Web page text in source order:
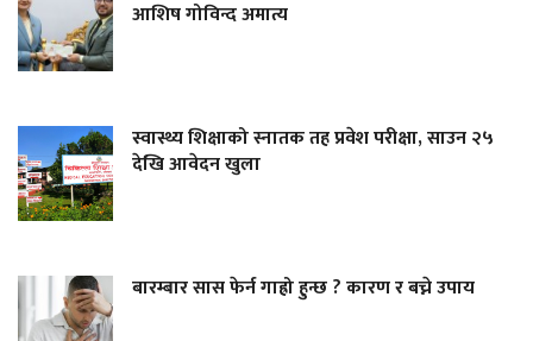
आशिष गोविन्द अमात्य
स्वास्थ्य शिक्षाको स्नातक तह प्रवेश परीक्षा, साउन २५
देखि आवेदन खुला
बारम्बार सास फेर्न गाह्रो हुन्छ ? कारण र बच्ने उपाय